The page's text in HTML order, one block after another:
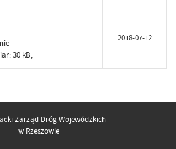
30 kB,
2018-07-12
Zarząd Dróg Wojewódzkich
w Rzeszowie